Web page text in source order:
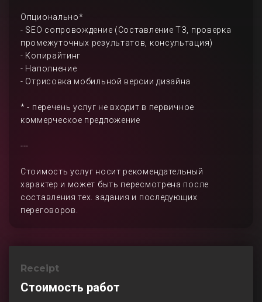
Опционально*
- SEO сопровождение (Составление ТЗ, проверка
промежуточных результатов, консультация)
- Копирайтинг
- Наполнение
- Отрисовка мобильной версии дизайна
* - перечень услуг не входит в первичное
коммерческое предложение
---
Стоимость услуг носит рекомендательный
характер и может быть пересмотрена после
составления тех. задания и последующих
переговоров.
Receipt
Стоимость работ